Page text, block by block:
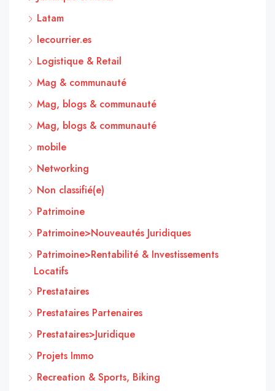
Latam
lecourrier.es
Logistique & Retail
Mag & communauté
Mag, blogs & communauté
Mag, blogs & communauté
mobile
Networking
Non classifié(e)
Patrimoine
Patrimoine>Nouveautés Juridiques
Patrimoine>Rentabilité & Investissements
Locatifs
Prestataires
Prestataires Partenaires
Prestataires>Juridique
Projets Immo
Recreation & Sports, Biking